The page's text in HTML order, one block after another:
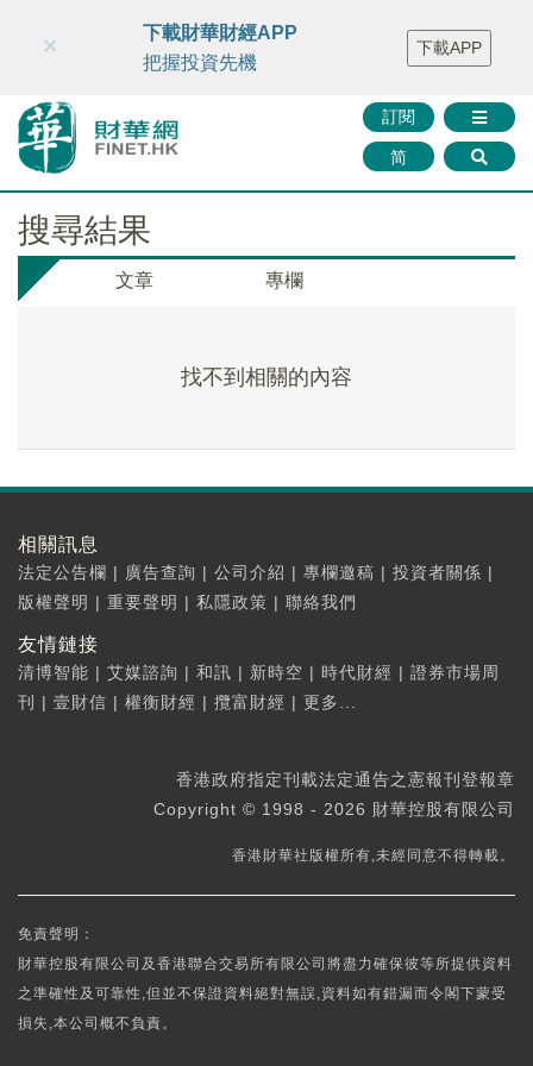
財華智庫網 FINTV FINMETA 財華證券 媒體矩陣
智庫沙龍
聯絡我們
訂閱
简
×
下載財華財經APP
把握投資先機
下載APP
搜尋結果
文章 專欄
找不到相關的內容
相關訊息
法定公告欄 | 廣告查詢 | 公司介紹 | 專欄邀稿 | 投資者關係 |
版權聲明 | 重要聲明 | 私隱政策 | 聯絡我們
友情鏈接
清博智能 | 艾媒諮詢 | 和訊 | 新時空 | 時代財經 | 證券市場周
刊
| 壹財信 | 權衡財經 | 攬富財經 | 更多...
香港政府指定刊載法定通告之憲報刊登報章
Copyright © 1998 - 2026 財華控股有限公司
香港財華社版權所有,未經同意不得轉載。
免責聲明：
財華控股有限公司及香港聯合交易所有限公司將盡力確保彼等所提供資料
之準確性及可靠性,但並不保證資料絕對無誤,資料如有錯漏而令閣下蒙受
損失,本公司概不負責。